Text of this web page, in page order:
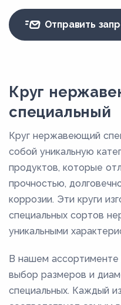
Отправить
Круг
специальный
Круг нержавеющий
собой уникальную
продуктов, которые
прочностью,
коррозии. Эти круги
специальных сортов
уникальными
В нашем
выбор размеров и
специальных. Каждый